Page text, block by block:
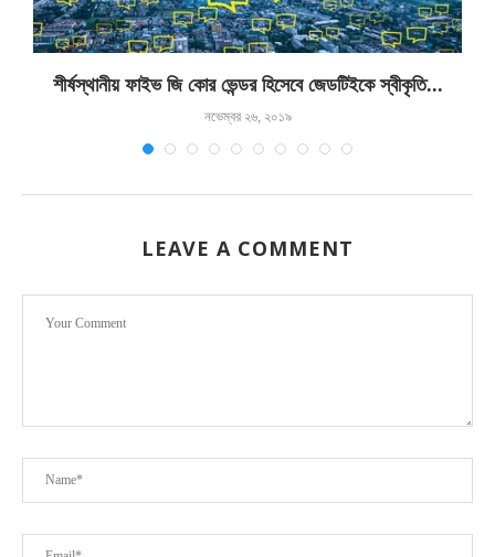
শীর্ষস্থানীয় ফাইভ জি কোর ভেন্ডর হিসেবে জেডটিইকে স্বীকৃতি...
নভেম্বর ২৬, ২০১৯
LEAVE A COMMENT